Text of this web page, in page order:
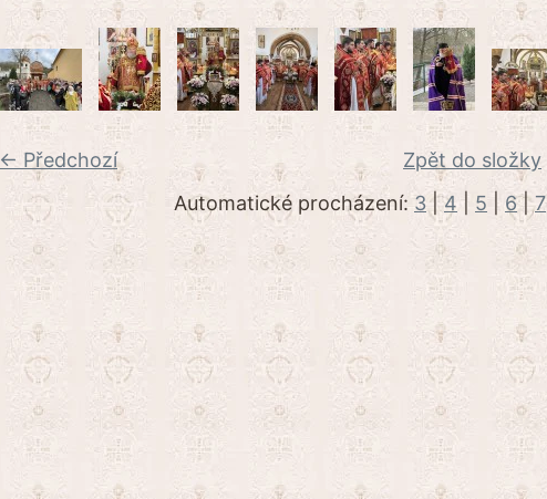
← Předchozí
Zpět do složky
Automatické procházení: 3|4 | 5 6|7